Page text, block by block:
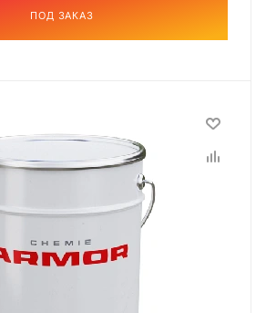
ПОД ЗАКАЗ